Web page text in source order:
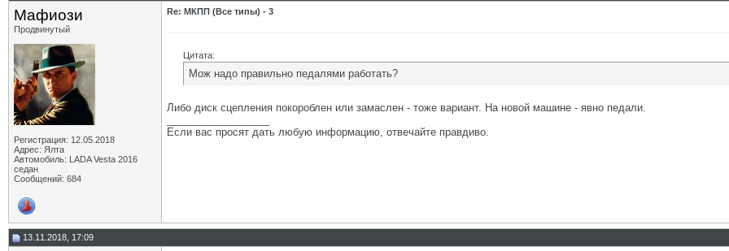
Мафиози
Продвинутый
Регистрация: 12.05.2018
Адрес: Ялта
Автомобиль: LADA Vesta 2016
седан
Сообщений: 684
Re: МКПП (Все типы) - 3
Цитата:
Мож надо правильно педалями работать?
Либо диск сцепления покороблен или замаслен - тоже вариант. На новой машине - явно педали.
Если вас просят дать любую информацию, отвечайте правдиво.
13.11.2018, 17:09